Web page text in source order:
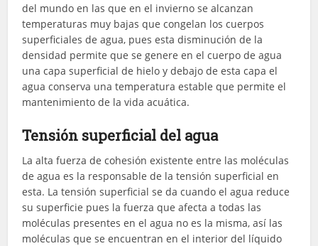
del mundo en las que en el invierno se alcanzan
temperaturas muy bajas que congelan los cuerpos
superficiales de agua, pues esta disminución de la
densidad permite que se genere en el cuerpo de agua
una capa superficial de hielo y debajo de esta capa el
agua conserva una temperatura estable que permite el
mantenimiento de la vida acuática.
Tensión superficial del agua
La alta fuerza de cohesión existente entre las moléculas
de agua es la responsable de la tensión superficial en
esta. La tensión superficial se da cuando el agua reduce
su superficie pues la fuerza que afecta a todas las
moléculas presentes en el agua no es la misma, así las
moléculas que se encuentran en el interior del líquido